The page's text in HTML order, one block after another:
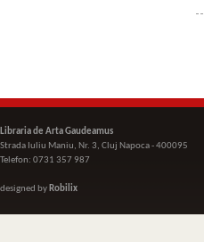
Libraria de Arta Gaudeamus
Strada Iuliu Maniu, Nr. 3, Cluj Napoca - 400095
Telefon: 0731 357 987
designed by Robilix